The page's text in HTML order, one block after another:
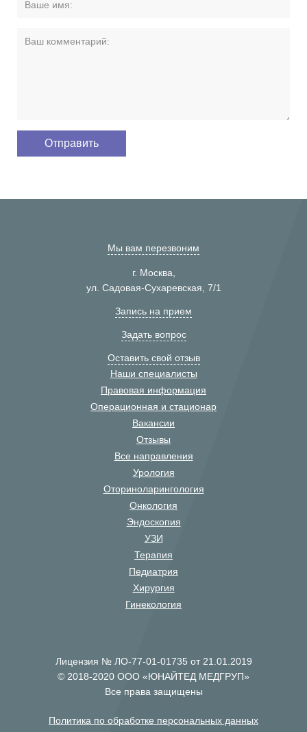
Мы вам перезвоним
г. Москва,
ул. Садовая-Сухаревская, 7/1
Запись на прием
Задать вопрос
Оставить свой отзыв
Наши специалисты
Правовая информация
Операционная и стационар
Вакансии
Отзывы
Все направления
Урология
Оториноларингология
Онкология
Эндоскопия
УЗИ
Терапия
Педиатрия
Хирургия
Гинекология
Лицензия № ЛО-77-01-01735 от 21.01.2019
© 2018-2020 ООО «ЮНАЙТЕД МЕДГРУП»
Все права защищены
Политика по обработке персональных данных